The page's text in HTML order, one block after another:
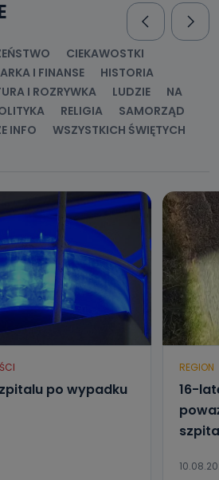
CIEKAWOSTKI
I FINANSE
HISTORIA
I ROZRYWKA LUDZIE
NA
RELIGIA
SAMORZĄD
INFO
WSZYSTKICH ŚWIĘTYCH
po wypadku
REGION
16-